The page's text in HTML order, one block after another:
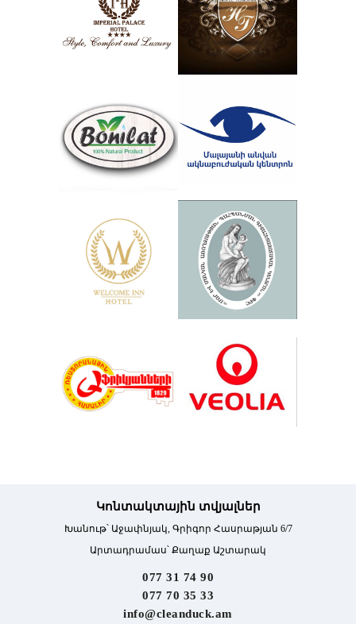
Կոնտակտային տվյալներ
Խանութ՝ Աջափնյակ, Գրիգոր Հասրաթյան 6/7
Արտադրամաս՝ Քաղաք Աշտարակ
077 31 74 90
077 70 35 33
info@cleanduck.am